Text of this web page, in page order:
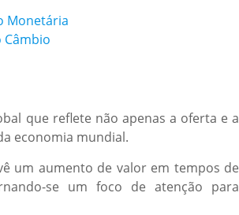
Monetária
Câmbio
que reflete não apenas a oferta e a
economia mundial.
um aumento de valor em tempos de
se um foco de atenção para